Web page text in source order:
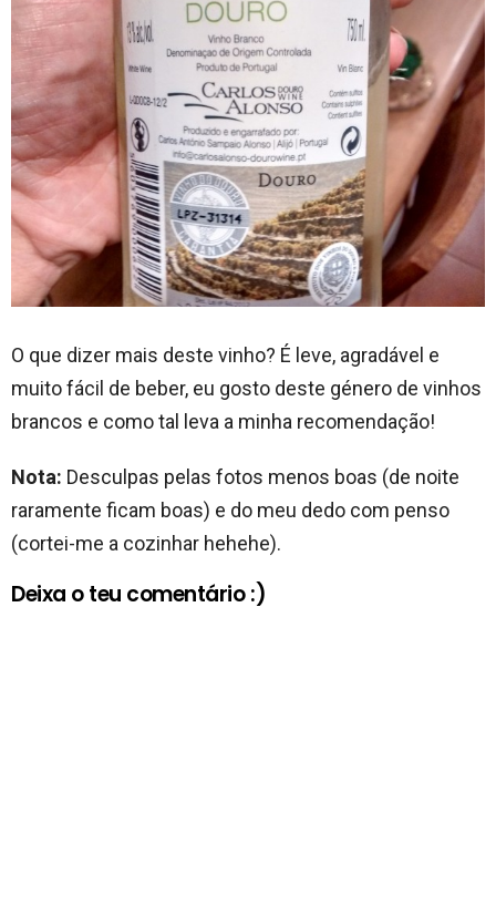
O que dizer mais deste vinho? É leve, agradável e
muito fácil de beber, eu gosto deste género de vinhos
brancos e como tal leva a minha recomendação!
Nota: Desculpas pelas fotos menos boas (de noite
raramente ficam boas) e do meu dedo com penso
(cortei-me a cozinhar hehehe).
Deixa o teu comentário :)